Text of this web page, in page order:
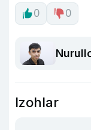
0 0
Izohlar